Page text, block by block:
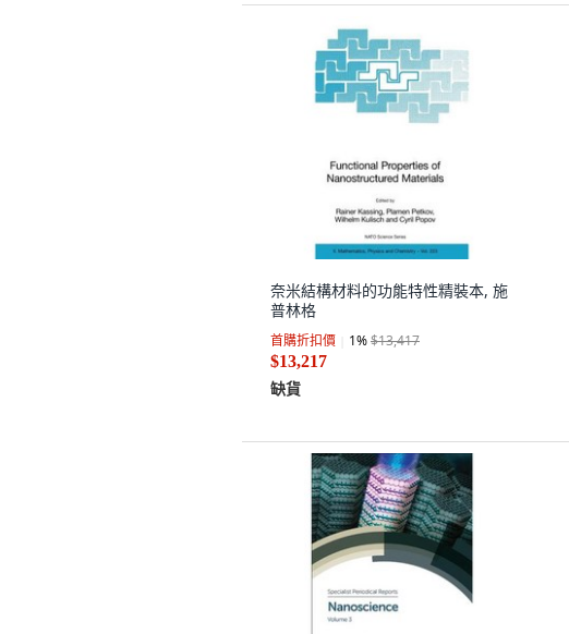
奈米結構材料的功能特性精裝本, 施
普林格
首購折扣價 1%$13,417
$13,217
缺貨